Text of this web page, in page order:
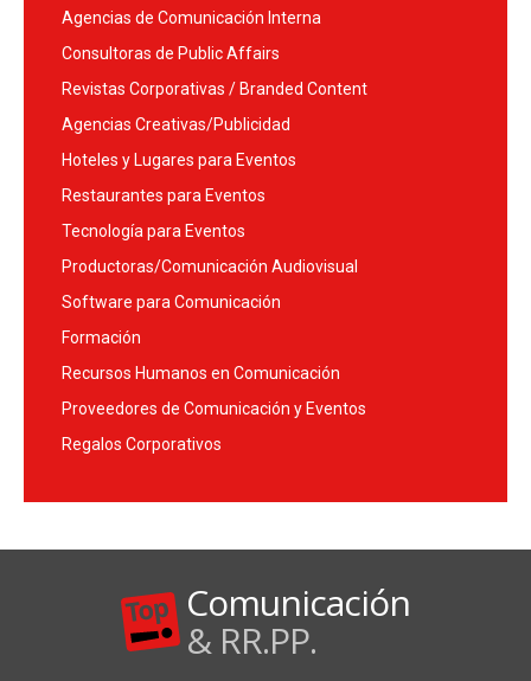
Agencias de Comunicación Interna
Consultoras de Public Affairs
Revistas Corporativas / Branded Content
Agencias Creativas/Publicidad
Hoteles y Lugares para Eventos
Restaurantes para Eventos
Tecnología para Eventos
Productoras/Comunicación Audiovisual
Software para Comunicación
Formación
Recursos Humanos en Comunicación
Proveedores de Comunicación y Eventos
Regalos Corporativos
Comunicación
& RR.PP.